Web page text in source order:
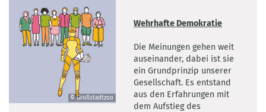
© Großstadtzoo
Wehrhafte Demokratie
Die Meinungen gehen weit
auseinander, dabei ist sie
ein Grundprinzip unserer
Gesellschaft. Es entstand
aus den Erfahrungen mit
dem Aufstieg des